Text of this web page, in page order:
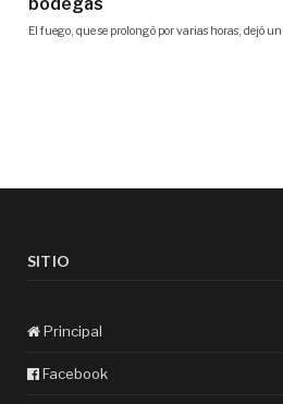
SITIO
Principal
Facebook